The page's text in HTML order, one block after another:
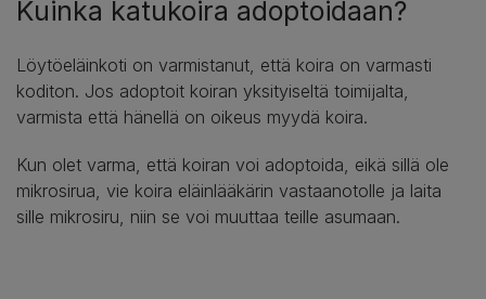
Kuinka katukoira adoptoidaan?
Löytöeläinkoti on varmistanut, että koira on varmasti
koditon. Jos adoptoit koiran yksityiseltä toimijalta,
varmista että hänellä on oikeus myydä koira.
Kun olet varma, että koiran voi adoptoida, eikä sillä ole
mikrosirua, vie koira eläinlääkärin vastaanotolle ja laita
sille mikrosiru, niin se voi muuttaa teille asumaan.